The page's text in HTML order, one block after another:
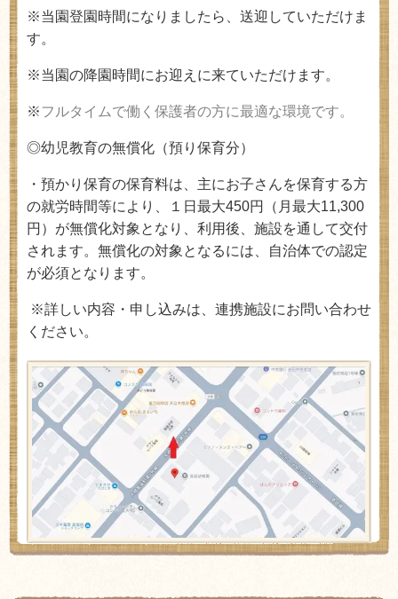
※当園登園時間になりましたら、送迎していただけま
す。
※当園の降園時間にお迎えに来ていただけます。
※フルタイムで働く保護者の方に最適な環境です。
◎幼児教育の無償化（預り保育分）
・預かり保育の保育料は、主にお子さんを保育する方
の就労時間等により、１日最大450円（月最大11,300
円）が無償化対象となり、利用後、施設を通して交付
されます。無償化の対象となるには、自治体での認定
が必須となります。
※詳しい内容・申し込みは、連携施設にお問い合わせ
ください。